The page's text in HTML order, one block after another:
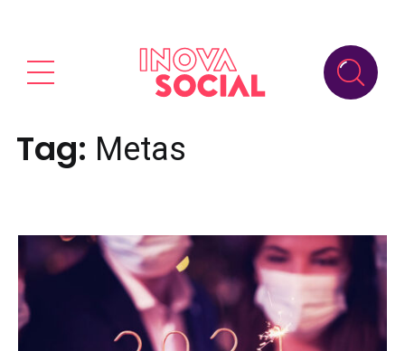
Tag: Metas